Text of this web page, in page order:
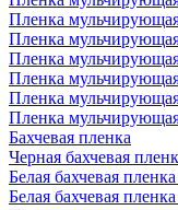
Пленка
Пленка
Пленка
Пленка
Пленка
Пленка
Бахчевая пленка
Черная бахчевая
Белая бахчевая
Белая бахчевая